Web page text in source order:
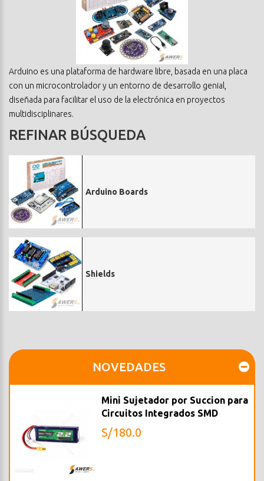
Arduino es una plataforma de hardware libre, basada en una placa
con un microcontrolador y un entorno de desarrollo genial,
diseñada para facilitar el uso de la electrónica en proyectos
multidisciplinares.
REFINAR BÚSQUEDA
Arduino Boards
Shields
NOVEDADES
Mini Sujetador por Succion para
Circuitos Integrados SMD
S/180.0